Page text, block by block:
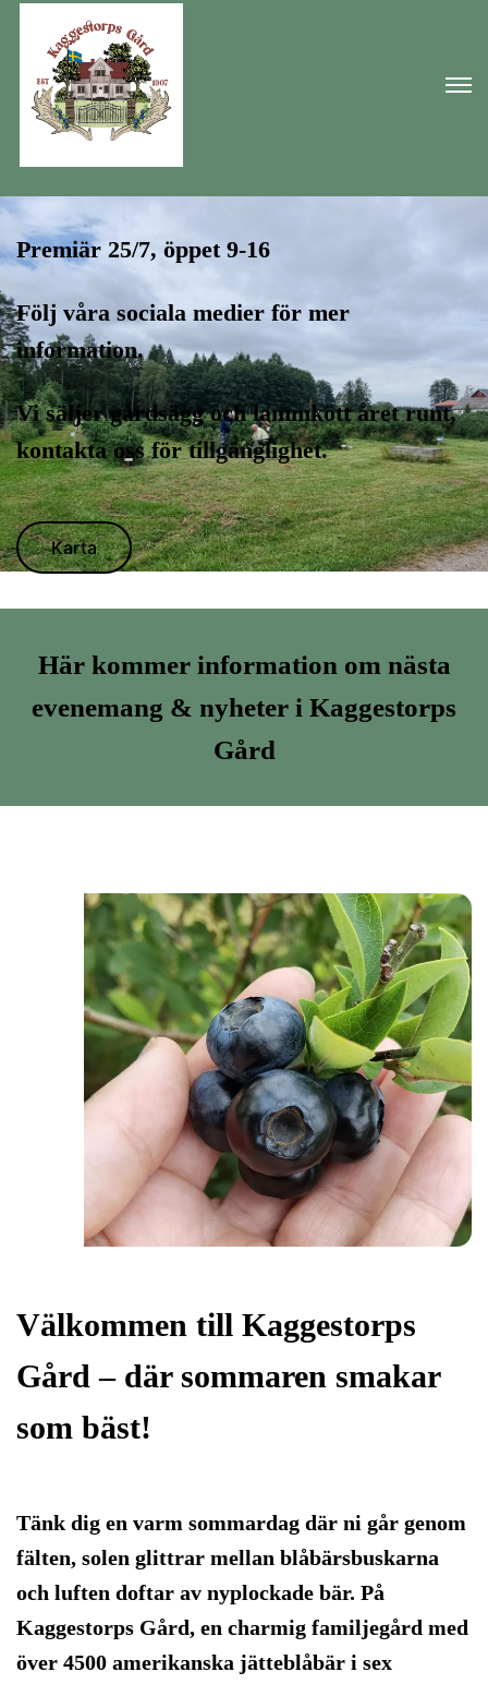
Premiär 25/7, öppet 9-16
Följ våra sociala medier för mer
information.
Vi säljer gårdsägg och lammkött året runt,
kontakta oss för tillgänglighet.
Karta
Här kommer information om nästa
evenemang & nyheter i Kaggestorps
Gård
Välkommen till Kaggestorps
Gård – där sommaren smakar
som bäst!
Tänk dig en varm sommardag där ni går genom
fälten, solen glittrar mellan blåbärsbuskarna
och luften doftar av nyplockade bär. På
Kaggestorps Gård, en charmig familjegård med
över 4500 amerikanska jätteblåbär i sex